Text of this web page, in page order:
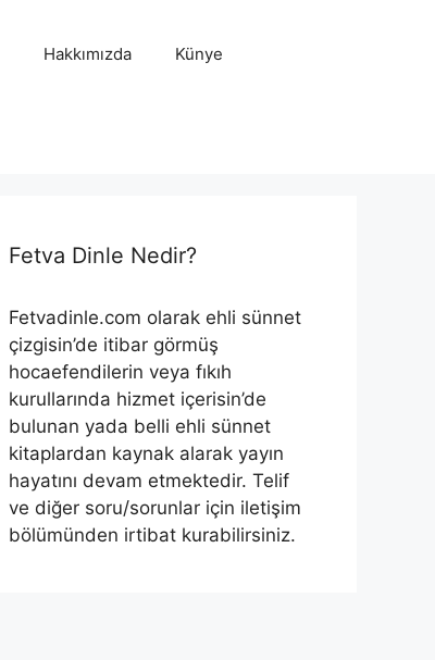
Hakkımızda Künye
Fetva Dinle Nedir?
Fetvadinle.com olarak ehli sünnet
çizgisin’de itibar görmüş
hocaefendilerin veya fıkıh
kurullarında hizmet içerisin’de
bulunan yada belli ehli sünnet
kitaplardan kaynak alarak yayın
hayatını devam etmektedir. Telif
ve diğer soru/sorunlar için iletişim
bölümünden irtibat kurabilirsiniz.